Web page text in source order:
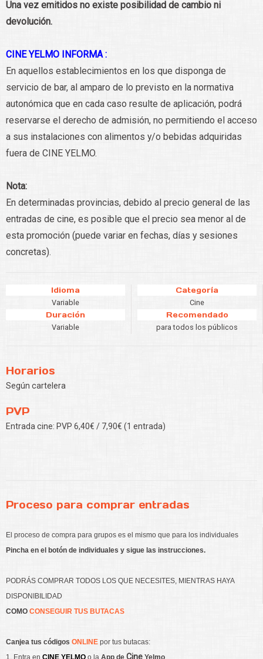
Una vez emitidos no existe posibilidad de cambio ni
devolución.
CINE YELMO INFORMA :
En aquellos establecimientos en los que disponga de
servicio de bar, al amparo de lo previsto en la normativa
autonómica que en cada caso resulte de aplicación, podrá
reservarse el derecho de admisión, no permitiendo el acceso
a sus instalaciones con alimentos y/o bebidas adquiridas
fuera de CINE YELMO.
Nota:
En determinadas provincias, debido al precio general de las
entradas de cine, es posible que el precio sea menor al de
esta promoción (puede variar en fechas, días y sesiones
concretas).
Idioma
Variable
Categoría
Cine
Duración
Variable
Recomendado
para todos los públicos
Horarios
Según cartelera
PVP
Entrada cine: PVP 6,40€ / 7,90€ (1 entrada)
Proceso para comprar entradas
El proceso de compra para grupos es el mismo que para los individuales
Pincha en el botón de individuales y sigue las instrucciones.
PODRÁS COMPRAR TODOS LOS QUE NECESITES, MIENTRAS HAYA
DISPONIBILIDAD
COMO CONSEGUIR TUS BUTACAS
Canjea tus códigos ONLINE por tus butacas:
1. Entra en CINE YELMO o la App de Cine Yelmo